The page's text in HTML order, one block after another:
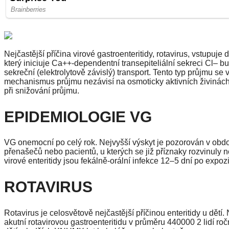
Nejčastější příčina virové gastroenteritidy, rotavirus,
který iniciuje Ca++-dependentní transepiteliální sekreci Cl–
sekreční (elektrolytově závislý) transport. Tento typ průjmu
mechanismus průjmu nezávisí na osmoticky aktivních
při snižování průjmu.
EPIDEMIOLOGIE VG
VG onemocní po celý rok. Nejvyšší výskyt je pozorován v
přenašečů nebo pacientů, u kterých se již příznaky rozvinuly
virové enteritidy jsou fekálně-orální infekce 12–5 dní po
ROTAVIRUS
Rotavirus je celosvětově nejčastější příčinou enteritidy u
akutní rotavirovou gastroenteritidu v průměru 440000 2 lidí